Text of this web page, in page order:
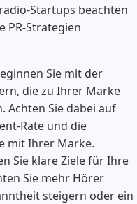
Startups beachten
PR-Strategien
Sie mit der
die zu Ihrer Marke
Achten Sie dabei auf
Rate und die
mit Ihrer Marke.
Sie klare Ziele für Ihre
Sie mehr Hörer
steigern oder ein